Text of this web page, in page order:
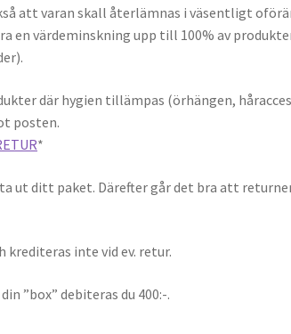
att varan skall återlämnas i väsentligt
en värdeminskning upp till 100% av
där hygien tillämpas (örhängen,
posten.
*
ditt paket. Därefter går det bra att
inte vid ev. retur.
”box” debiteras du 400:-.